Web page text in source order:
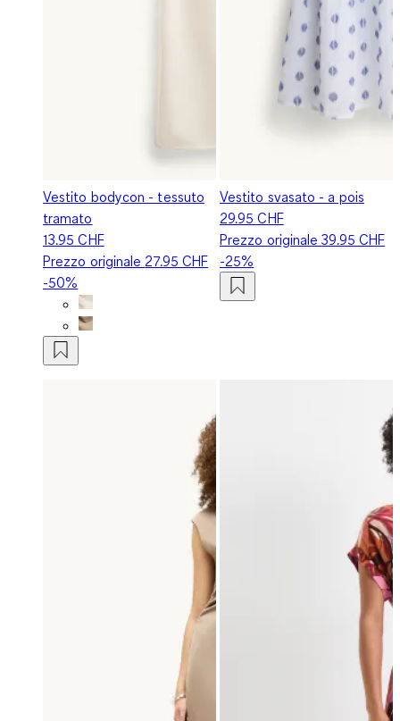
Vestito bodycon - tessuto
tramato
13.95 CHF
Prezzo originale 27.95 CHF
-50%
Vestito svasato - a pois
29.95 CHF
Prezzo originale39.95 CHF
-25%